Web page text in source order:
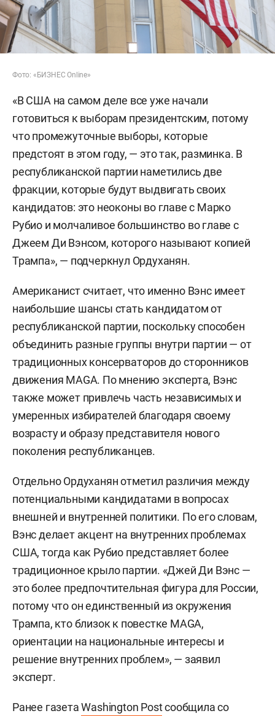
Фото: «БИЗНЕС Online»
«В США на самом деле все уже начали
готовиться к выборам президентским, потому
что промежуточные выборы, которые
предстоят в этом году, — это так, разминка. В
республиканской партии наметились две
фракции, которые будут выдвигать своих
кандидатов: это неоконы во главе с Марко
Рубио и молчаливое большинство во главе с
Джеем Ди Вэнсом, которого называют копией
Трампа», — подчеркнул Ордуханян.
Американист считает, что именно Вэнс имеет
наибольшие шансы стать кандидатом от
республиканской партии, поскольку способен
объединить разные группы внутри партии — от
традиционных консерваторов до сторонников
движения MAGA. По мнению эксперта, Вэнс
также может привлечь часть независимых и
умеренных избирателей благодаря своему
возрасту и образу представителя нового
поколения республиканцев.
Отдельно Ордуханян отметил различия между
потенциальными кандидатами в вопросах
внешней и внутренней политики. По его словам,
Вэнс делает акцент на внутренних проблемах
США, тогда как Рубио представляет более
традиционное крыло партии. «Джей Ди Вэнс —
это более предпочтительная фигура для России,
потому что он единственный из окружения
Трампа, кто близок к повестке MAGA,
ориентации на национальные интересы и
решение внутренних проблем», — заявил
эксперт.
Ранее газетаWashington Postсообщила со